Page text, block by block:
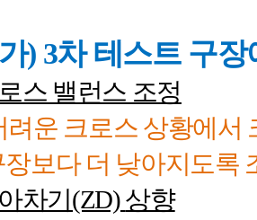
) 3차 테스트 구
스 밸런스 조정
려운 크로스 상황에서
장보다 더 낮아지도록
차기(ZD)상향